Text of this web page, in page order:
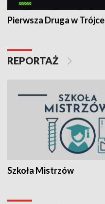
Pierwsza Druga w Trójce
REPORTAŻ
Szkoła Mistrzów